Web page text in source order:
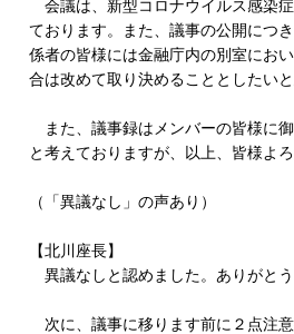
会議は、新型コロナウイルス感染
ております。また、議事の公開につ
係者の皆様には金融庁内の別室にお
合は改めて取り決めることとしたいと
また、議事録はメンバーの皆様に
と考えておりますが、以上、皆様よ
（「異議なし」の声あり）
【北川座長】
異議なしと認めました。ありがと
次に、議事に移ります前に２点注